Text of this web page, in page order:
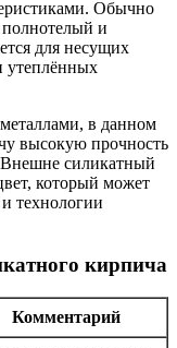
Обычно
и
для несущих
утеплённых
в данном
высокую прочность
Внешне силикатный
который может
и технологии
кирпича
Комментарий